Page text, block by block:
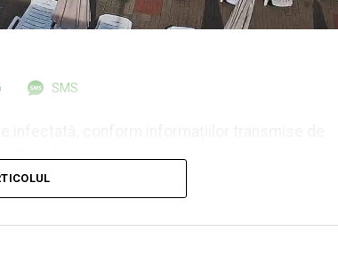
SMS
Pseudomonas aeruginosa
S-a făcut ieri adresă cu recomandări
Municipiului Roman. Se impun golirea,